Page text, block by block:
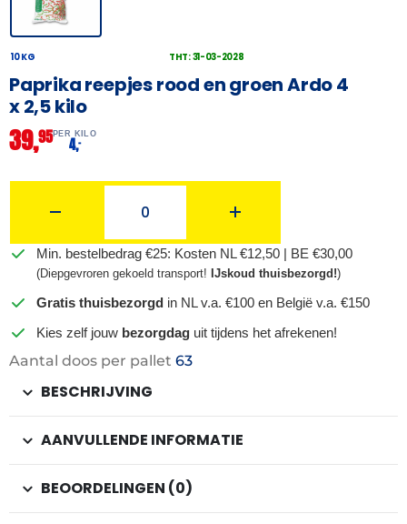
10 KG THT: 31-03-2028
Paprika reepjes rood en groen Ardo 4
x 2,5 kilo
39,95PER KILO
4,–
Min. bestelbedrag €25: Kosten NL €12,50 | BE €30,00
(Diepgevroren gekoeld transport! IJskoud thuisbezorgd!)
Gratis thuisbezorgd in NL v.a. €100 en België v.a. €150
Kies zelf jouw bezorgdag uit tijdens het afrekenen!
Aantal doos per pallet 63
BESCHRIJVING
AANVULLENDE INFORMATIE
BEOORDELINGEN (0)